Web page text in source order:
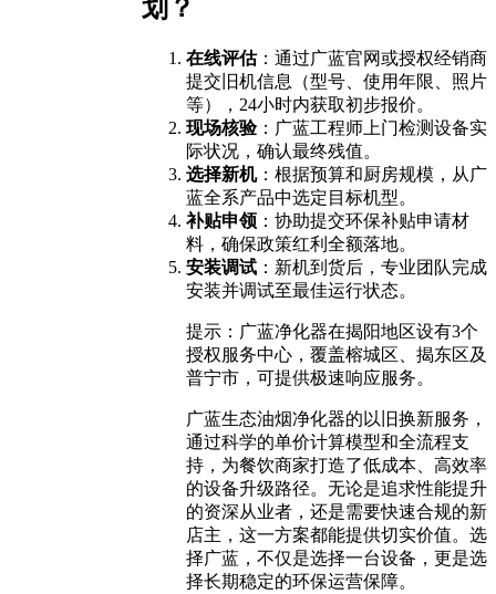
划？
在线评估：通过广蓝官网或授权经销商
提交旧机信息（型号、使用年限、照片
等），24小时内获取初步报价。
现场核验：广蓝工程师上门检测设备实
际状况，确认最终残值。
选择新机：根据预算和厨房规模，从广
蓝全系产品中选定目标机型。
补贴申领 ：协助提交环保补贴申请材
料，确保政策红利全额落地。
安装调试 ：新机到货后，专业团队完成
安装并调试至最佳运行状态。
提示：广蓝净化器在揭阳地区设有3个
授权服务中心，覆盖榕城区、揭东区及
普宁市，可提供极速响应服务。
广蓝生态油烟净化器的以旧换新服务，
通过科学的单价计算模型和全流程支
持，为餐饮商家打造了低成本、高效率
的设备升级路径。无论是追求性能提升
的资深从业者，还是需要快速合规的新
店主，这一方案都能提供切实价值。选
择广蓝，不仅是选择一台设备，更是选
择长期稳定的环保运营保障。